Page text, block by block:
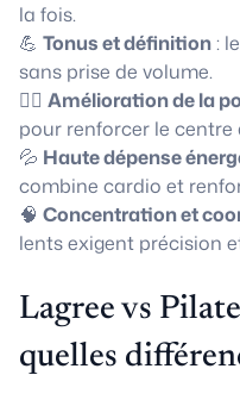
la fois.
💪 Tonus et définition:
sans prise de volume.
🧘‍♀️ Amélioration de la
pour renforcer le centre
💦 Haute dépense
combine cardio et
🧠 Concentration et
lents exigent précision
Lagree vs
quelles